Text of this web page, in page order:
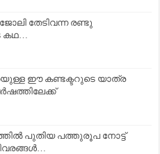
തേടിവന്ന രണ്ടു
കഥ…
ഈ കണ്ടക്ടറുടെ യാത്ര
പുതിയ പത്തുരൂപ നോട്ട്